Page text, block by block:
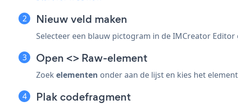
Nieuw veld maken
Selecteer een blauw pictogram in de IMCreator
Open <> Raw-element
Zoek elementen onder aan de lijst en kies het element
Plak codefragment